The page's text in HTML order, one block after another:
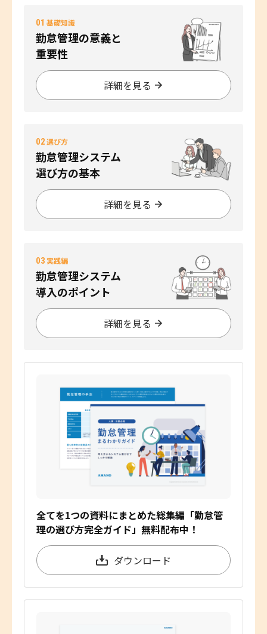
01 基礎知識
勤怠管理の意義と
重要性
詳細を見る
02選び方
勤怠管理システム
選び方の基本
詳細を見る
03実践編
勤怠管理システム
導入のポイント
詳細を見る
全てを1つの資料にまとめた総集編「勤怠管
理の選び方完全ガイド」無料配布中！
ダウンロード